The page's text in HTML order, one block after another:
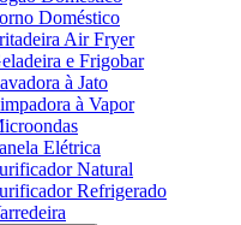
Doméstico
Air Fryer
e Frigobar
à Jato
à Vapor
Elétrica
Natural
Refrigerado